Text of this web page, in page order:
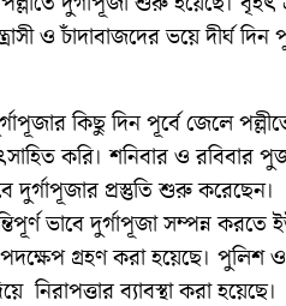
ও চাঁদাবাজদের ভয়ে দীর্ঘ
কিছু দিন পূর্বে জেলে
করি। শনিবার ও রবিবার
দুর্গাপূজার প্রস্তুতি শুরু করেছেন।
ভাবে দুর্গাপূজা সম্পন্ন করতে
পদক্ষেপ গ্রহণ করা হয়েছে।
নিরাপত্তার ব্যাবস্থা করা হয়েছে।